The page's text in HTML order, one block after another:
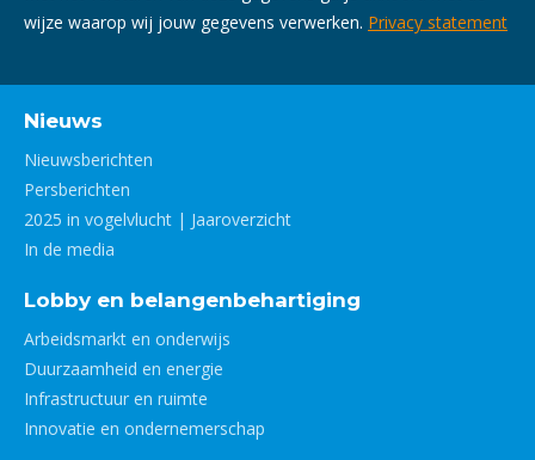
wijze waarop wij jouw gegevens verwerken. Privacy statement
Nieuws
Nieuwsberichten
Persberichten
2025 in vogelvlucht | Jaaroverzicht
In de media
Lobby en belangenbehartiging
Arbeidsmarkt en onderwijs
Duurzaamheid en energie
Infrastructuur en ruimte
Innovatie en ondernemerschap